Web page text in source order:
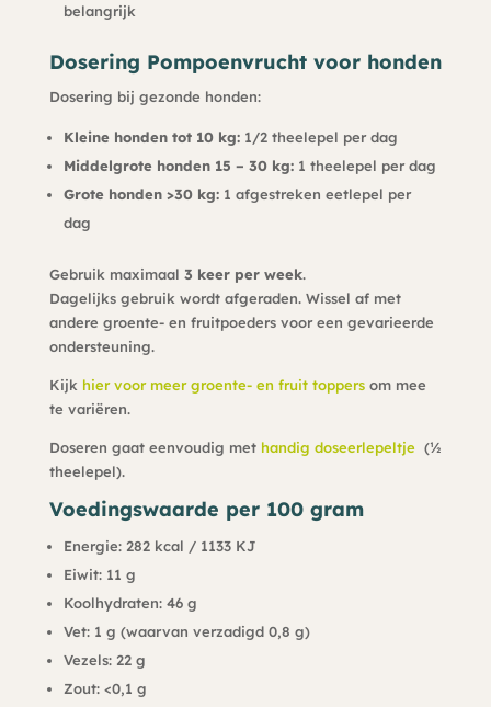
belangrijk
Dosering Pompoenvrucht voor honden
Dosering bij gezonde honden:
Kleine honden tot 10 kg:1/2 theelepel per dag
Middelgrote honden 15 – 30 kg:1 theelepel per dag
Grote honden >30 kg:1 afgestreken eetlepel per
dag
Gebruik maximaal 3 keer per week.
Dagelijks gebruik wordt afgeraden. Wissel af met
andere groente- en fruitpoeders voor een gevarieerde
ondersteuning.
Kijk hier voor meer groente- en fruit toppersom mee
te variëren.
Doseren gaat eenvoudig met handig doseerlepeltje(½
theelepel).
Voedingswaarde per 100 gram
Energie: 282 kcal / 1133 KJ
Eiwit: 11 g
Koolhydraten: 46 g
Vet: 1 g (waarvan verzadigd 0,8 g)
Vezels: 22 g
Zout: <0,1 g